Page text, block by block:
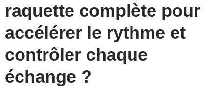
raquette complète pour
accélérer le rythme et
contrôler chaque
échange ?